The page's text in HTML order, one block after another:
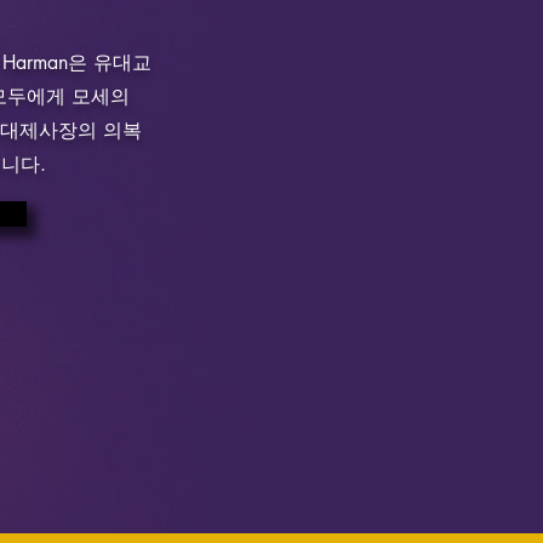
은 유대교
에게 모세의
제사장의 의복
다.